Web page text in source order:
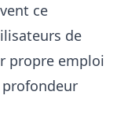
ce
de
propre emploi